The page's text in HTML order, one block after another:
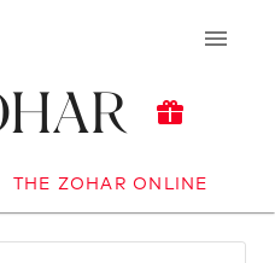
THE ZOHAR ONLINE